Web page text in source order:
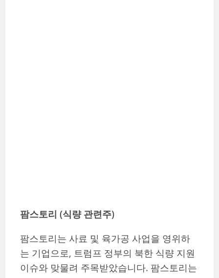
팜스토리 (식량 관련주)
팜스토리는 사료 및 육가공 사업을 영위하
는 기업으로, 트럼프 정부의 북한 식량 지원
이슈와 맞물려 주목받았습니다. 팜스토리는